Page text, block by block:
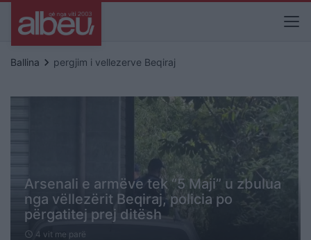
Ballina keyboard_arrow_right pergjim i vellezerve Beqiraj
Arsenali e armëve tek “5 Maji” u zbulua
nga vëllezërit Beqiraj, policia po
përgatitej prej ditësh
schedule 4 vit me parë